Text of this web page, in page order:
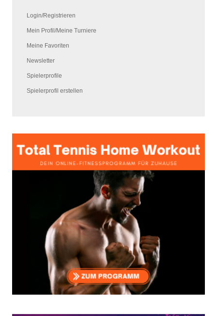
Login/Registrieren
Mein Profil/Meine Turniere
Meine Favoriten
Newsletter
Spielerprofile
Spielerprofil erstellen